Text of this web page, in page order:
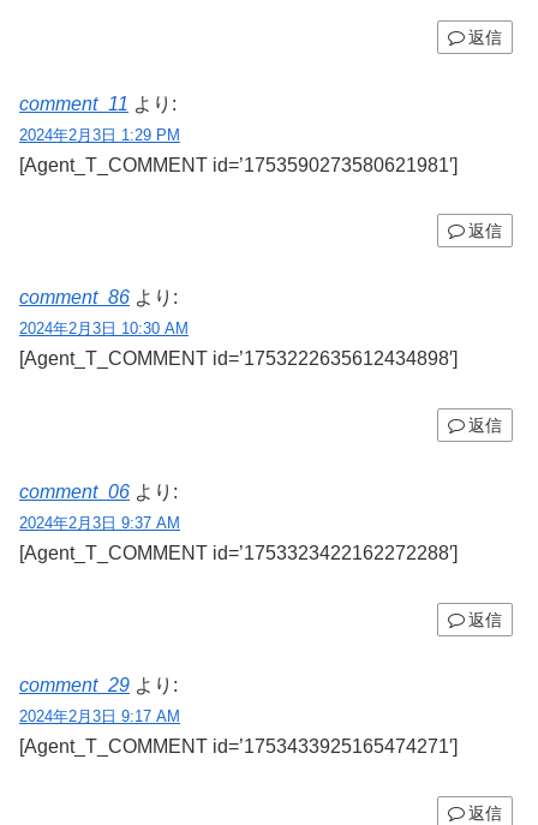
返信
comment_11 より:
2024年2月3日 1:29 PM
[Agent_T_COMMENT id=’1753590273580621981′]
返信
comment_86 より:
2024年2月3日 10:30 AM
[Agent_T_COMMENT id=’1753222635612434898′]
返信
comment_06 より:
2024年2月3日 9:37 AM
[Agent_T_COMMENT id=’1753323422162272288′]
返信
comment_29 より:
2024年2月3日 9:17 AM
[Agent_T_COMMENT id=’1753433925165474271′]
返信